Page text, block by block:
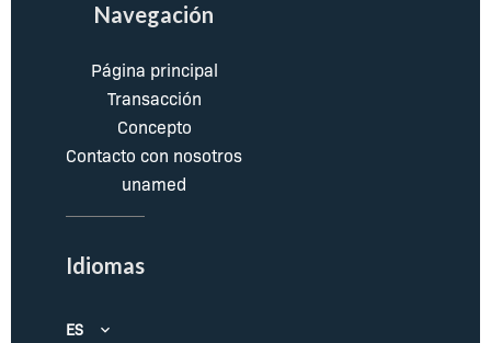
Navegación
Página principal
Transacción
Concepto
Contacto con nosotros
unamed
Idiomas
ES